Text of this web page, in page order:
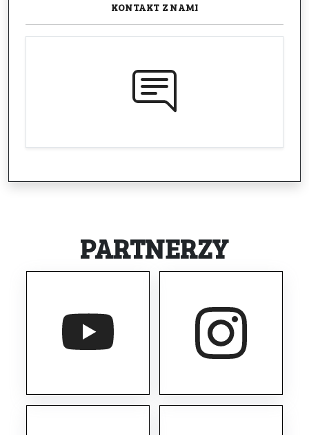
KONTAKT Z NAMI
PARTNERZY